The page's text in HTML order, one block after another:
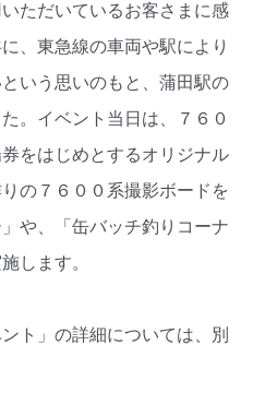
ただいているお客さまに感
、東急線の車両や駅により
いう思いのもと、蒲田駅の
。イベント当日は、７６０
をはじめとするオリジナル
の７６００系撮影ボードを
や、「缶バッチ釣りコーナ
します。
ト」の詳細については、別